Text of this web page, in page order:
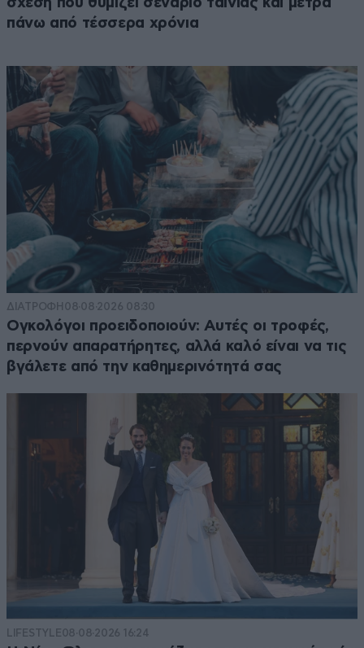
πάνω από τέσσερα χρόνια
ΔΙΑΤΡΟΦΗ 08·08·2026 08:30
Ογκολόγοι προειδοποιούν: Αυτές οι τροφές,
περνούν απαρατήρητες, αλλά καλό είναι να τις
βγάλετε από την καθημερινότητά σας
LIFESTYLE08·08·2026 16:24